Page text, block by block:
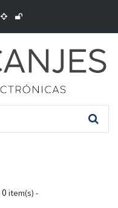
0 item(s) -